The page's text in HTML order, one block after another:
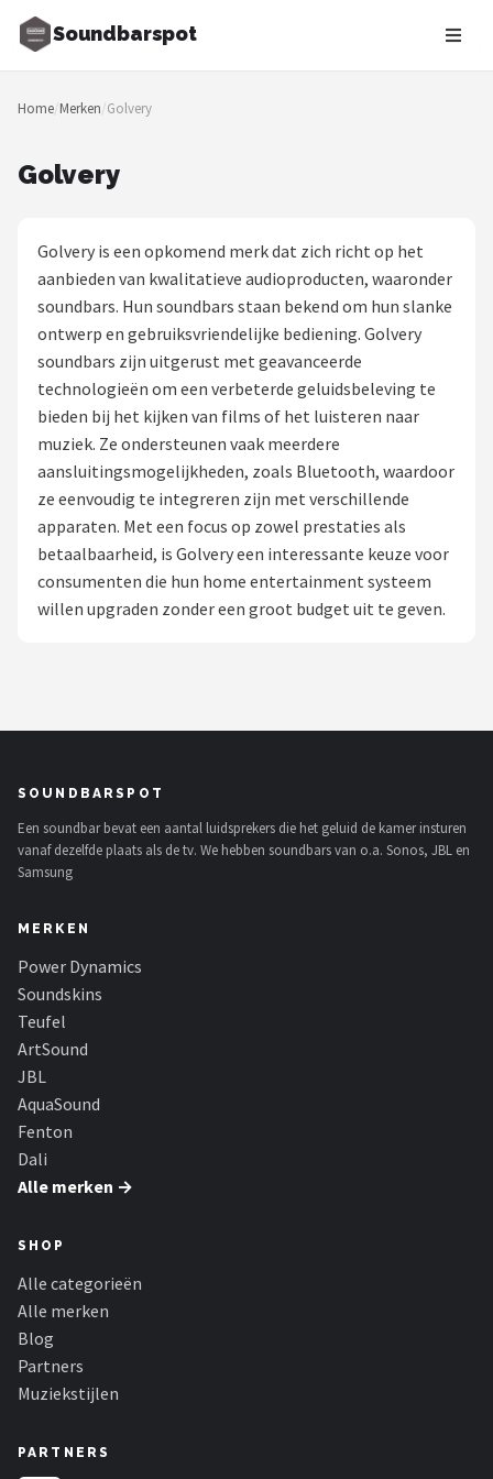
Soundbarspot
Zoeken
NAVIGATIE
Blog
Muziekstijlen
Sonos
JBL
Samsung
Shop
Power Dynamics
JBL
AquaSound
Fenton
Dali
Ultimea
Carlinkit
Alle merken →
Home/Merken/Golvery
Golvery
Golvery is een opkomend merk dat zich richt op het
aanbieden van kwalitatieve audioproducten, waaronder
soundbars. Hun soundbars staan bekend om hun slanke
ontwerp en gebruiksvriendelijke bediening. Golvery
soundbars zijn uitgerust met geavanceerde
technologieën om een verbeterde geluidsbeleving te
bieden bij het kijken van films of het luisteren naar
muziek. Ze ondersteunen vaak meerdere
aansluitingsmogelijkheden, zoals Bluetooth, waardoor
ze eenvoudig te integreren zijn met verschillende
apparaten. Met een focus op zowel prestaties als
betaalbaarheid, is Golvery een interessante keuze voor
consumenten die hun home entertainment systeem
willen upgraden zonder een groot budget uit te geven.
SOUNDBARSPOT
Een soundbar bevat een aantal luidsprekers die het geluid de kamer insturen
vanaf dezelfde plaats als de tv. We hebben soundbars van o.a. Sonos, JBL en
Samsung
MERKEN
Power Dynamics
Soundskins
Teufel
ArtSound
JBL
AquaSound
Fenton
Dali
Alle merken →
SHOP
Alle categorieën
Alle merken
Blog
Partners
Muziekstijlen
PARTNERS